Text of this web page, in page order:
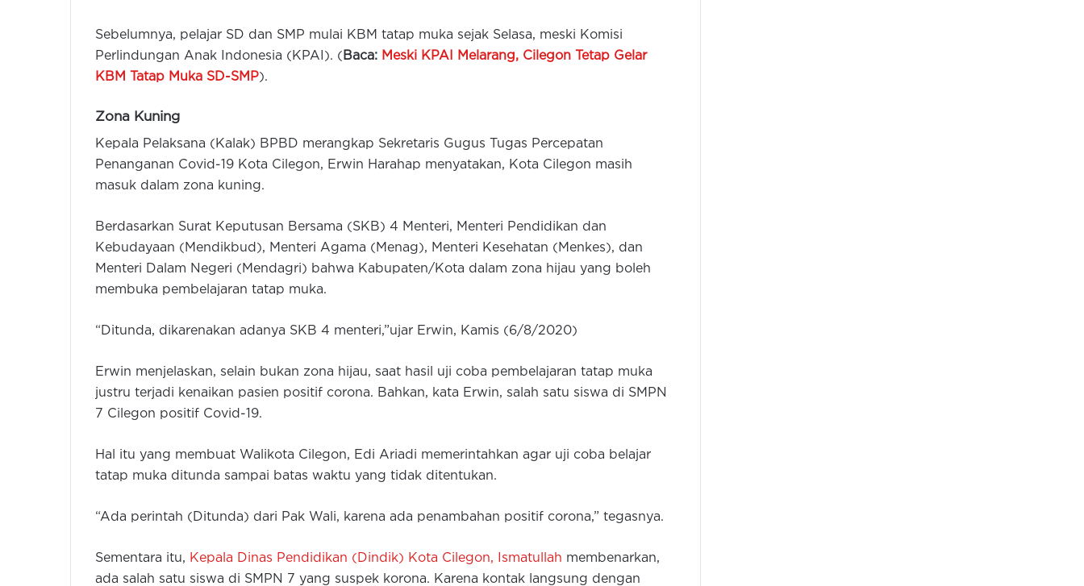
Sebelumnya, pelajar SD dan SMP mulai KBM tatap muka sejak Selasa, meski Komisi
Perlindungan Anak Indonesia (KPAI). ( Baca: Meski KPAI Melarang, Cilegon Tetap Gelar
KBM Tatap Muka SD-SMP).
Zona Kuning
Kepala Pelaksana (Kalak) BPBD merangkap Sekretaris Gugus Tugas Percepatan
Penanganan Covid-19 Kota Cilegon, Erwin Harahap menyatakan, Kota Cilegon masih
masuk dalam zona kuning.
Berdasarkan Surat Keputusan Bersama (SKB) 4 Menteri, Menteri Pendidikan dan
Kebudayaan (Mendikbud), Menteri Agama (Menag), Menteri Kesehatan (Menkes), dan
Menteri Dalam Negeri (Mendagri) bahwa Kabupaten/Kota dalam zona hijau yang boleh
membuka pembelajaran tatap muka.
“Ditunda, dikarenakan adanya SKB 4 menteri,”ujar Erwin, Kamis (6/8/2020)
Erwin menjelaskan, selain bukan zona hijau, saat hasil uji coba pembelajaran tatap muka
justru terjadi kenaikan pasien positif corona. Bahkan, kata Erwin, salah satu siswa di SMPN
7 Cilegon positif Covid-19.
Hal itu yang membuat Walikota Cilegon, Edi Ariadi memerintahkan agar uji coba belajar
tatap muka ditunda sampai batas waktu yang tidak ditentukan.
“Ada perintah (Ditunda) dari Pak Wali, karena ada penambahan positif corona,” tegasnya.
Sementara itu, Kepala Dinas Pendidikan (Dindik) Kota Cilegon, Ismatullah membenarkan,
ada salah satu siswa di SMPN 7 yang suspek korona. Karena kontak langsung dengan